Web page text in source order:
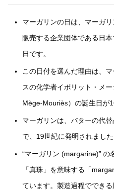
マーガリンの日は、マーガ
販売する企業団体である日
日です。
この日付を選んだ理由は、
スの化学者イポリット・メ
Mège-Mouriès）の誕生日が
マーガリンは、バターの代
で、19世紀に発明されました
“マーガリン (margarine)” の
「真珠」を意味する「
ています。製造過程ででき